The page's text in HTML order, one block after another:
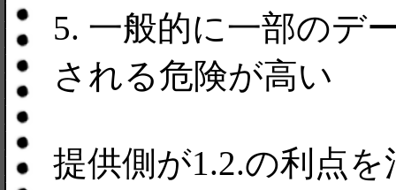
5. 一般的に一部のデ
される危険が高い
提供側が1.2.の利点